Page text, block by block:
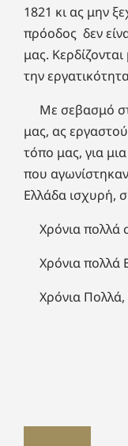
1821 κι ας μην
πρόοδος δεν
μας.
την
Με σεβασμό
μας, ας
τόπο μας, για
που
Ελλάδα ισχυρή,
Χρόνια πολλά
Χρόνια πολλά
Χρόνια Πολλά,